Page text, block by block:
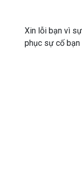
Xin lỗi bạn vì
phục sự cố bạn